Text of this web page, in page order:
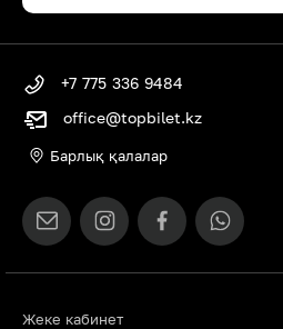
Жеке кабинет
+7 775 336 9484
office@topbilet.kz
Барлық қалалар